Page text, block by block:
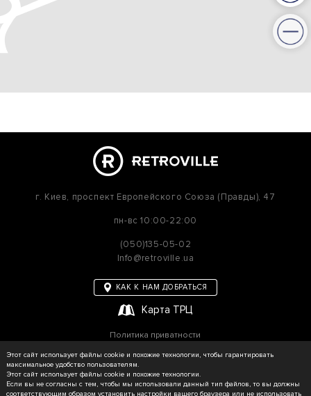
г. Киев, проспект Европейского Союза (Правды), 47
пн-вс 10:00-22:00
(050)135-05-02
Info@retroville.ua
КАК К НАМ ДОБРАТЬСЯ
Карта ТРЦ
Политика приватности
Этот сайт использует файлы cookie и похожие технологии, чтобы гарантировать
максимальное удобство пользователям.
Этот сайт использует файлы cookie и похожие технологии.
Если вы не согласны с тем, чтобы мы использовали данный тип файлов, то вы должны
соответствующим образом установить настройки вашего браузера или не использовать